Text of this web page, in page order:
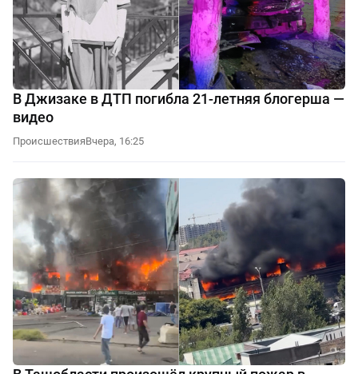
В Джизаке в ДТП погибла 21-летняя блогерша —
видео
ПроисшествияВчера, 16:25